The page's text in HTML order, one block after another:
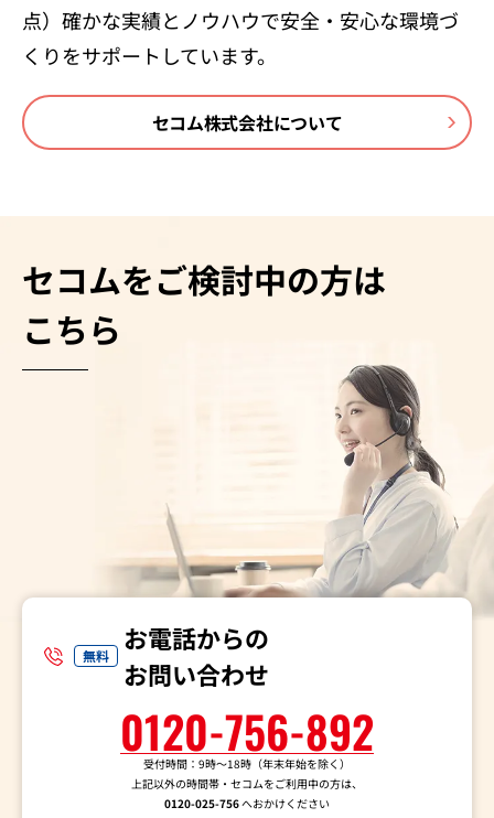
点）確かな実績とノウハウで安全・安心な環境づ
くりをサポートしています。
セコム株式会社について
セコムをご検討中の方は
こちら
無料
お電話からの
お問い合わせ
0120-756-892
受付時間：9時～18時（年末年始を除く）
上記以外の時間帯・セコムをご利用中の方は、
0120-025-756へおかけください